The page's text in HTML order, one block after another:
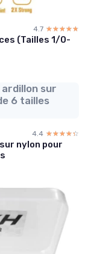
4.7 ☆☆☆☆☆
★★★★★
(Tailles 1/0-
sur
6 tailles
4.4 ☆☆☆☆☆
★★★★★
nylon pour